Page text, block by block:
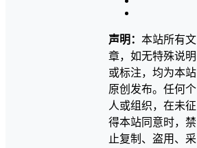
声明： 本站所有文
章，如无特殊说明
或标注，均为本站
原创发布。任何个
人或组织，在未征
得本站同意时，禁
止复制、盗用、采